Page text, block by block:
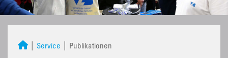
Service Publikationen